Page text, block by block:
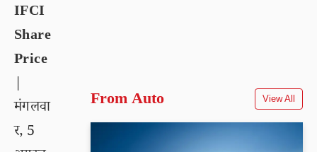
IFCI
Share
Price
|
मंगलवा
र, 5
From Auto View All